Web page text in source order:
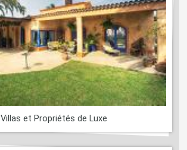
Villas et Propriétés de Luxe